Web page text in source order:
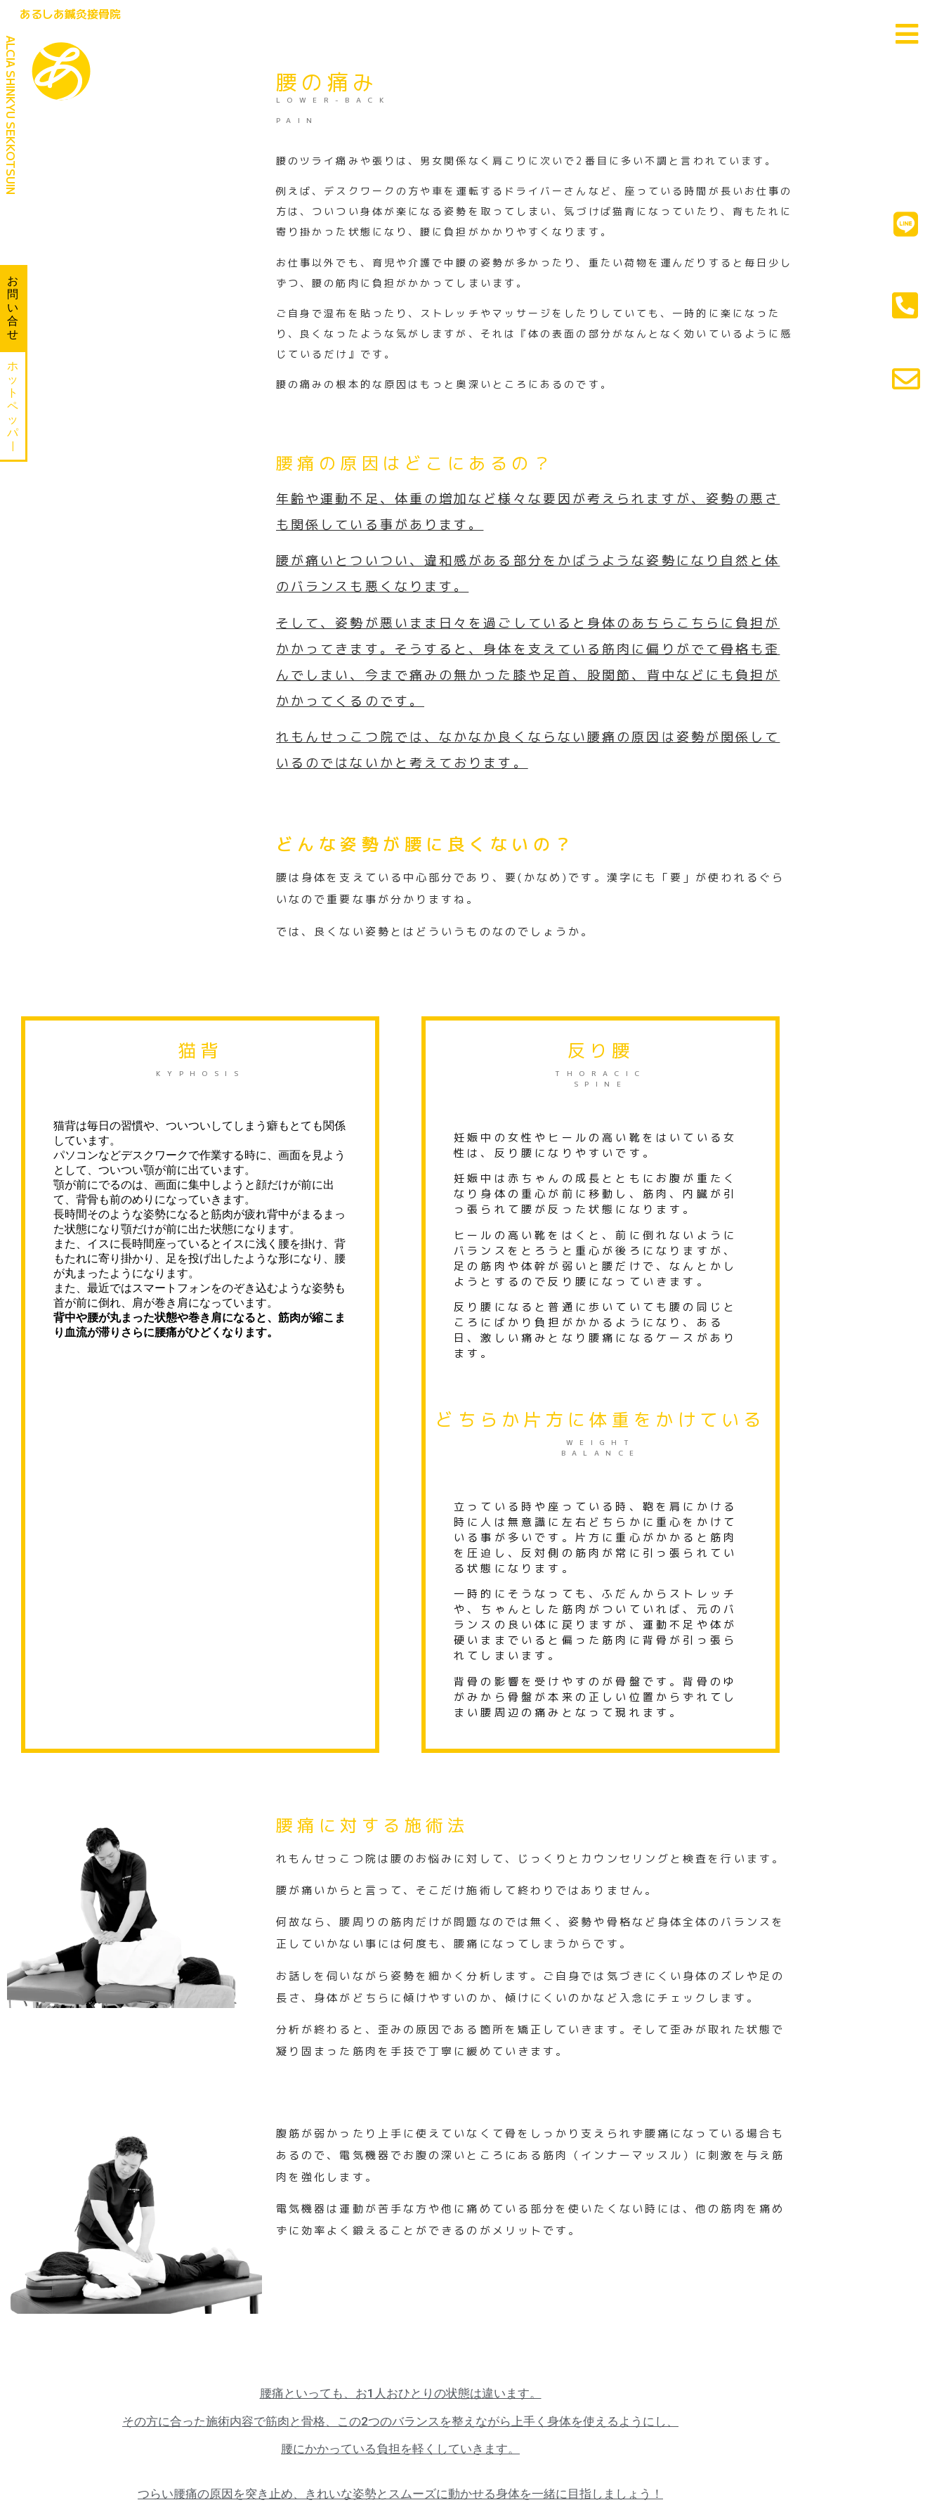
お
問
い
合
せ
ホ
ッ
ト
ペ
ッ
パ
|
ALCIA SHINKYU SEKKOTSUIN
あるしあ鍼灸接骨院
腰の痛み
LOWER-BACK
PAIN
腰のツライ痛みや張りは、男女関係なく肩こりに次いで2番目に多 い不調と言われています。
例えば、デスクワークの方や車を運転するドライバーさんなど、 座っている時間が長いお仕事の
方は、 ついつい身体が楽になる姿勢を取ってしまい、 気づけば猫背になっていたり、 背もたれに
寄り掛かった状態になり、腰に負担がかかりやすくなります。
お仕事以外でも、育児や介護で中腰の姿勢が多かったり、 重たい荷物を運んだりすると毎日少し
ずつ、腰の筋肉に負担がかかってしまいます。
ご自身で湿布を貼ったり、 ストレッチやマッサージをしたりしていても、 一時的に楽になった
り、良くなったような気がしますが、それは『体の表面の部分がなんとなく効いているように感
じているだけ』で す。
腰の痛みの根本的な原因はもっと奥深いところにあるのです。
腰痛の原因はどこにあるの？
年齢や運動不足、体重の増加など様々な要因が考えられますが、 姿勢の悪さ
も関係している事があります。
腰が痛いとついつい、違和感がある部分をかばうような姿勢になり 自然と体
のバランスも悪くなります。
そして、 姿勢が悪いまま日々を過ごしていると身体のあちらこちらに負担が
かかってきます。そうすると、 身体を支えている筋肉に偏りがでて骨格も歪
んでしまい、 今まで痛みの無かった膝や足首、股関節、 背中などにも負担が
かかってくるのです。
れもんせっこつ院では、なかなか良くならない腰痛の原因は姿勢が関係して
いるのではない かと考えております。
どんな姿勢が腰に良くないの？
腰は身体を支えている中心部分であり、要(かなめ)です。 漢字にも「要」が使われるぐら
いなので重要な事が分かりますね。
では、良くない姿勢とはどういうものなのでしょうか。
猫背
KYPHOSIS
猫背は毎日の習慣や、 ついついしてしまう癖もとても関係
しています。
パソコンなどデスクワークで作業する時に、画面を見よう
として、 ついつい顎が前に出ています。
顎が前にでるのは、画面に集中しようと顔だけが前に出
て、 背骨も前のめりになっていきます。
長時間そのような姿勢になると筋肉が疲れ背中がまるまっ
た状態になり顎だけが前に出た状態になります。
また、イスに長時間座っているとイスに浅く腰を掛け、 背
もたれに寄り掛かり、足を投げ出したような形になり、 腰
が丸まったようになります。
また、 最近ではスマートフォンをのぞき込むような姿勢も
首が前に倒れ、 肩が巻き肩になっています。
背中や腰が丸まった状態や巻き肩になると、 筋肉が縮こま
り血流が滞りさらに腰痛がひどくなります。
反り腰
THORACIC
SPINE
妊娠中の女性やヒールの高い靴をはいている女
性は、 反り腰になりやすいです。
妊娠中は赤ちゃんの成長とともにお腹が重たく
なり身体の重心が前 に移動し、筋肉、内臓が引
っ張られて腰が反った状態になります。
ヒールの高い靴をはくと、前に倒れないように
バランスをとろうと重心が後ろになりますが、
足の筋肉や体幹が弱いと腰だけで、なんとかし
ようとするので反り腰になっていきます。
反り腰になると普通に歩いていても腰の同じと
ころにばかり負担が かかるようになり、ある
日、激しい痛みとなり腰痛になるケースがあり
ます。
どちらか片方に体重をかけている
WEIGHT
BALANCE
立っている時や座っている時、 鞄を肩にかける
時に人は無意識に左右どちらかに重心をかけて
いる 事が多いです。片方に重心がかかると筋肉
を圧迫し、 反対側の筋肉が常に引っ張られてい
る状態になります。
一時的にそうなっても、ふだんからストレッチ
や、ちゃんとした筋 肉がついていれば、元のバ
ランスの良い体に戻りますが、 運動不足や体が
硬いままでいると偏った筋肉に背骨が引っ張ら
れて しまいます。
背骨の影響を受けやすのが骨盤です。背骨のゆ
がみから骨盤が本来の正しい位置からずれてし
まい腰周辺 の痛みとなって現れます。
腰痛に対する施術法
れもんせっこつ院は腰のお悩みに対して、 じっくりとカウンセリングと検査を行います。
腰が痛いからと言って、そこだけ施術して終わりではありません。
何故なら、腰周りの筋肉だけが問題なのでは無く、 姿勢や骨格など身体全体のバランスを
正していかない事には何度も 、腰痛になってしまうからです。
お話しを伺いながら姿勢を細かく分析します。 ご自身では気づきにくい身体のズレや足の
長さ、 身体がどちらに傾けやすいのか、 傾けにくいのかなど入念にチェックします。
分析が終わると、歪みの原因である箇所を矯正していきます。 そして歪みが取れた状態で
凝り固まった筋肉を手技で丁寧に緩めて いきます。
腹筋が弱かったり上手に使えていなくて骨をしっかり支えられず腰痛になっている場合も
あるので、 電気機器でお腹の深いところにある筋肉（インナーマッスル） に刺激を与え筋
肉を強化します。
電気機器は運動が苦手な方や他に痛めている部分を使いたくない時 には、他の筋肉を痛め
ずに効率よく鍛えることができるのがメリットです 。
腰痛といっても、お1人おひとりの状態は違います。
その方に合った施術内容で筋肉と骨格、この2つのバランスを整えながら上手く身体を使えるようにし、
腰にかかっている負担を軽くしていきます。
つらい腰痛の原因を突き止め、きれいな姿勢とスムーズに動かせる身体を一緒に目指しましょう！